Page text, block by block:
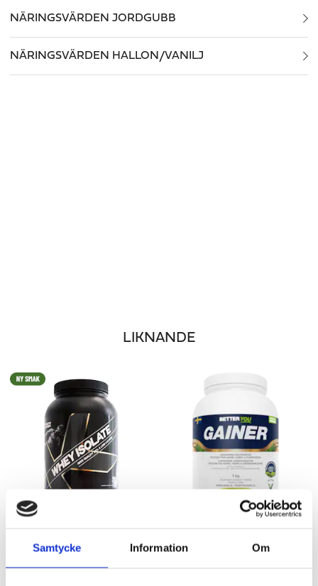
Samtycke Information Om
NÄRINGSVÄRDEN JORDGUBB
NÄRINGSVÄRDEN HALLON/VANILJ
LIKNANDE
900 g
567 kr